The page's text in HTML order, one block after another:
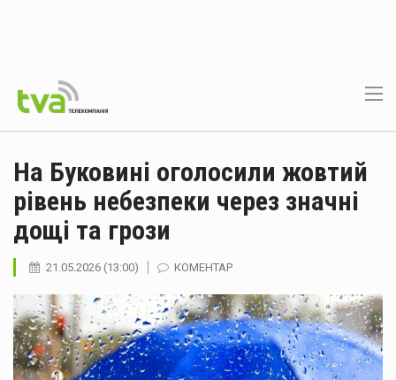
На Буковині оголосили жовтий
рівень небезпеки через значні
дощі та грози
21.05.2026 (13:00) КОМЕНТАР